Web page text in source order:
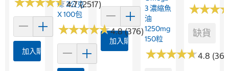
4.7 (2517)
加入購物車
味 2公克
X 100包
★★★★★
★★★★★4.8 (376)
加入購物車
3 濃縮魚
油
1250mg
150粒
★★★★★
★★★★★4.8
★★★
★★★
缺貨